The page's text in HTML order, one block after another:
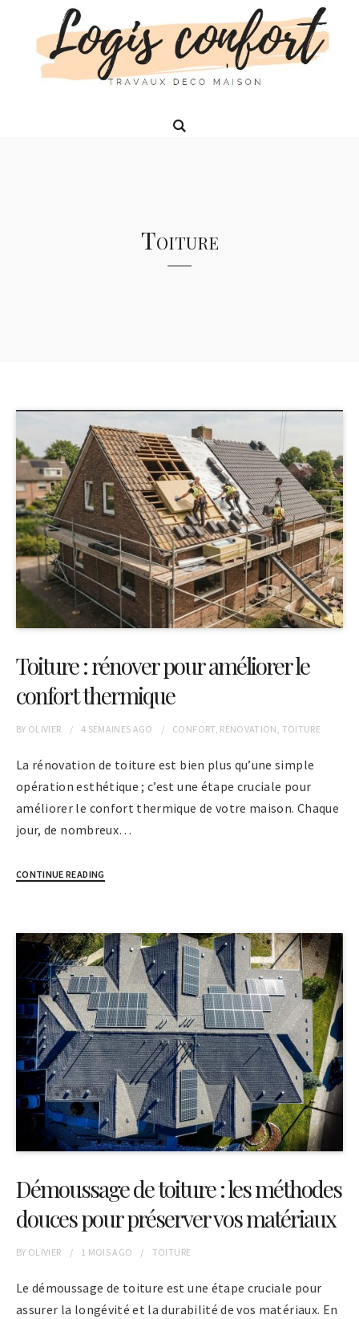
Toiture
Toiture : rénover pour améliorer le
confort thermique
BY OLIVIER 4 SEMAINES AGO CONFORT, RÉNOVATION , TOITURE
La rénovation de toiture est bien plus qu’une simple
opération esthétique ; c’est une étape cruciale pour
améliorer le confort thermique de votre maison. Chaque
jour, de nombreux…
CONTINUE READING
Démoussage de toiture : les méthodes
douces pour préserver vos matériaux
BY OLIVIER 1 MOISAGO TOITURE
Le démoussage de toiture est une étape cruciale pour
assurer la longévité et la durabilité de vos matériaux. En